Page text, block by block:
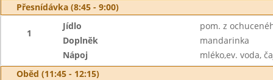
Přesnídávka (8:45 - 9:00)
1
Jídlo
pom. z
Doplněk
mandarinka
Nápoj
mléko,ev. voda,
Oběd (11:45 - 12:15)